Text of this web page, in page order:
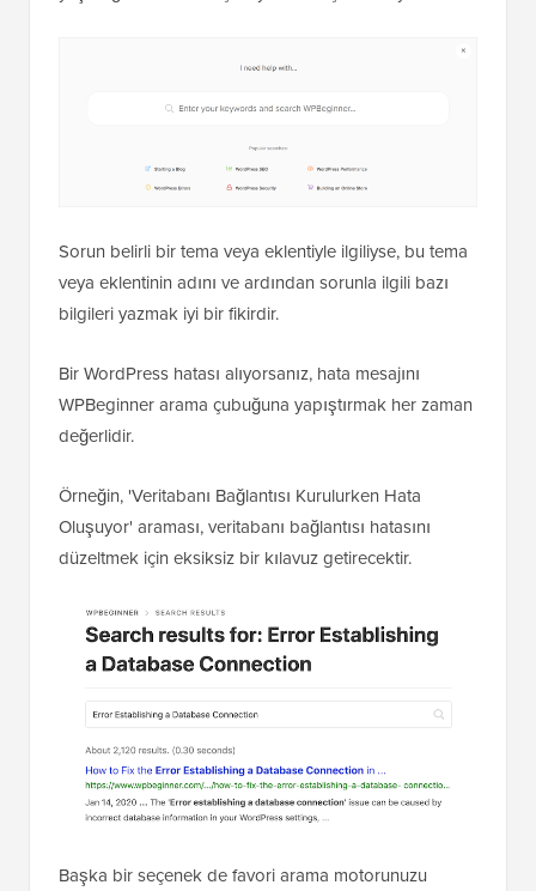
Sorun belirli bir tema veya eklentiyle ilgiliyse, bu tema
veya eklentinin adını ve ardından sorunla ilgili bazı
bilgileri yazmak iyi bir fikirdir.
Bir WordPress hatası alıyorsanız, hata mesajını
WPBeginner arama çubuğuna yapıştırmak her zaman
değerlidir.
Örneğin, 'Veritabanı Bağlantısı Kurulurken Hata
Oluşuyor' araması, veritabanı bağlantısı hatasını
düzeltmek için eksiksiz bir kılavuz getirecektir.
Başka bir seçenek de favori arama motorunuzu